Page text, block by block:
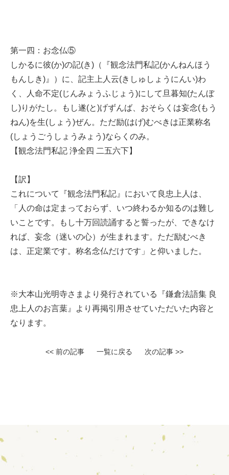
第一四：お念仏⑤
しかるに彼(か)の記(き) （『観念法門私記(かんねんほう
もんしき) 』）に、 記主上人云(きしゅしょうにんい)わ
く、
人命不定(じんみょうふじょう)にして 旦暮知(たんぼ
し)りがたし。もし遂(と)げずんば、おそらくは妄念(もう
ねん)を生(しょう)ぜん。ただ励(はげ)むべきは正業称名
(しょうごうしょうみょう)ならくのみ。
【観念法門私記 浄全四 二五六下】
【訳】
これについて『観念法門私記』において良忠上人は、
「人の命は定まっておらず、いつ終わるか知るのは難し
いことです。もし十万回読誦すると誓ったが、できなけ
れば、妄念（迷いの心）が生まれます。ただ励むべき
は、正定業です。称名念仏だけです」と仰いました。
※大本山光明寺さまより発行されている『鎌倉法語集 良
忠上人のお言葉』より再掲引用させていただいた内容と
なります。
<< 前の記事 一覧に戻る 次の記事 >>